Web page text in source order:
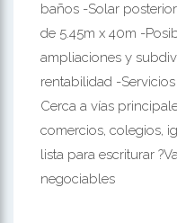
baños -Solar
de 5.45m x 40m -
ampliaciones y
rentabilidad -
Cerca a vías
comercios, colegios,
lista para escriturar
negociables